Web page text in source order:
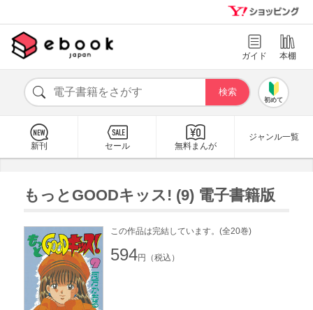
ガイド 本棚
初めて
新刊 セール 無料まんが
ジャンル一覧
もっとGOODキッス! (9) 電子書籍版
この作品は完結しています。(全20巻)
594円（税込）